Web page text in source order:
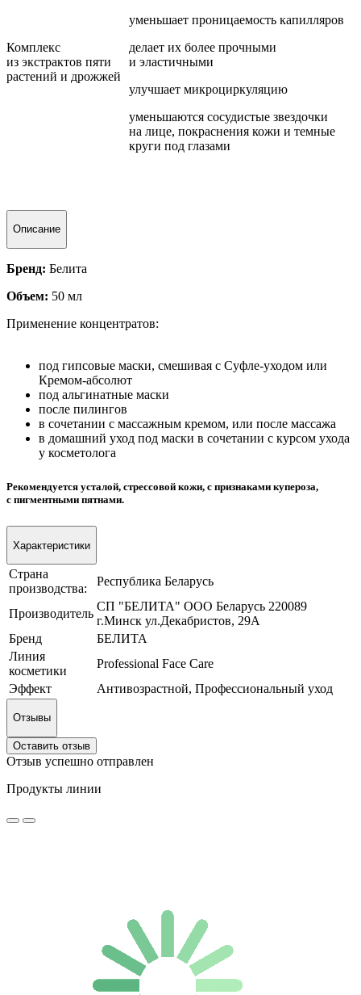
Комплекс
из экстрактов пяти
растений и дрожжей
уменьшает проницаемость капилляров
делает их более прочными
и эластичными
улучшает микроциркуляцию
уменьшаются сосудистые звездочки
на лице, покраснения кожи и темные
круги под глазами
Описание
Бренд: Белита
Объем: 50 мл
Применение концентратов:
под гипсовые маски, смешивая с Суфле-уходом или
Кремом-абсолют
под альгинатные маски
после пилингов
в сочетании с массажным кремом, или после массажа
в домашний уход под маски в сочетании с курсом ухода
у косметолога
Рекомендуется усталой, стрессовой кожи, с признаками купероза,
с пигментными пятнами.
Характеристики
Страна
производства:
Республика Беларусь
Производитель
СП "БЕЛИТА" ООО Беларусь 220089
г.Минск ул.Декабристов, 29А
Бренд
БЕЛИТА
Линия
косметики
Professional Face Care
Эффект
Антивозрастной, Профессиональный уход
Отзывы
Оставить отзыв
Отзыв успешно отправлен
Продукты линии